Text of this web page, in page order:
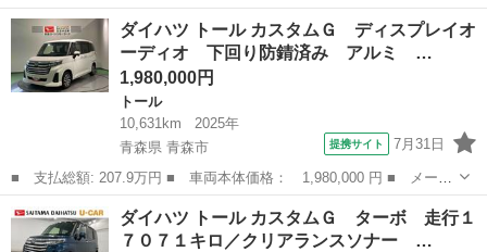
ー名： ダイハツ ■ 車種名： トール ■ グレード名： カスタム
Ｇ ターボ 車検整備付／走行５４２５２キロ／マット １年保証距
離無制限...
埼玉 八潮市 トール
ダイハツ トール カスタムＧ ディスプレイオ
ーディオ 下回り防錆済み アルミ …
1,980,000円
トール
10,631km
2025年
青森県 青森市
提携サイト 7月31日
■ 支払総額: 207.9万円 ■ 車両本体価格： 1,980,000 円 ■ メーカ
ー名： ダイハツ ■ 車種名： トール ■ グレード名： カスタム
Ｇ ディスプレイオーディオ 下回り防錆済み アルミ ４ＷＤ キ
ーフリー...
青森 青森市 トール
ダイハツ トール カスタムＧ ターボ 走行１
７０７１キロ／クリアランスソナー …